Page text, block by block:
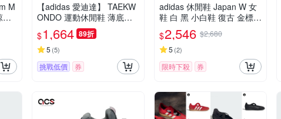
M
鞋
【adidas 愛迪達】 TAEKW
ONDO 運動休閒鞋 薄底鞋
女鞋 - Originals JH9664
$1,664 89折
5 (5)
挑戰低價 券
adidas 休閒鞋 Japan W 女
鞋 白 黑 小白鞋 復古 金標
愛迪達 IH5489
$2,546 $2,680
5 (2)
限時下殺 券